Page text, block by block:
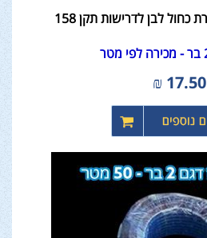
כחול לבן לדרישות תקן 158
17.50
₪